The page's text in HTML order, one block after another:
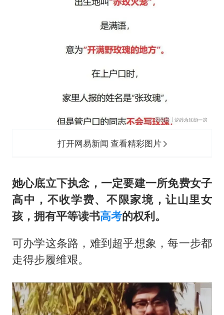
打开网易新闻 查看精彩图片
她心底立下执念，一定要建一所免费女子
高中，不收学费、不限家境，让山里女
孩，拥有平等读书高考的权利。
可办学这条路，难到超乎想象，每一步都
走得步履维艰。